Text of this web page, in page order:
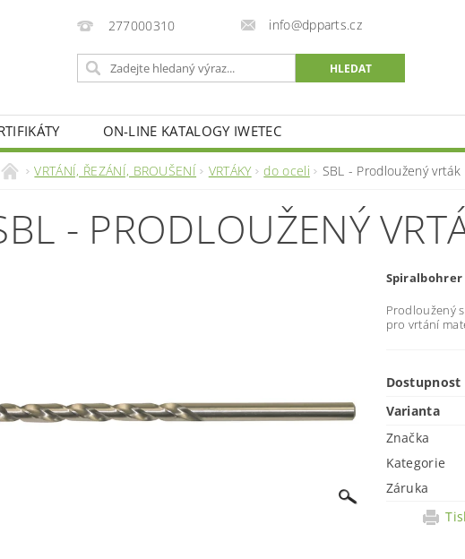
277000310 info@dpparts.cz
ON-LINE KATALOGY IWETEC
VRTÁNÍ, ŘEZÁNÍ, BROUŠENÍ VRTÁKY do oceli SBL - Prodloužený vrták
- PRODLOUŽENÝ
Spiralbohrer
Prodloužený
pro vrtání
Dostupnost
Varianta
Značka
Kategorie
Záruka